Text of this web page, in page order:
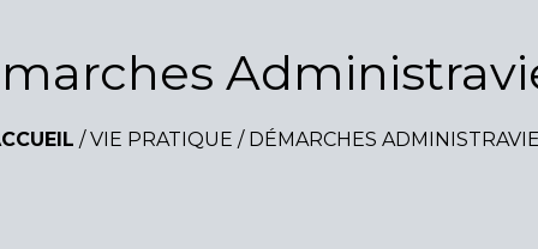
/VIE PRATIQUE / DÉMARCHES